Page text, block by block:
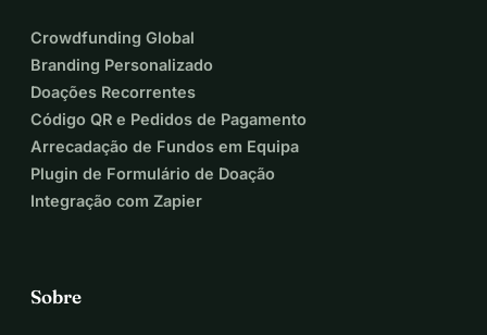
Crowdfunding Global
Branding Personalizado
Doações Recorrentes
Código QR e Pedidos de Pagamento
Arrecadação de Fundos em Equipa
Plugin de Formulário de Doação
Integração com Zapier
Sobre